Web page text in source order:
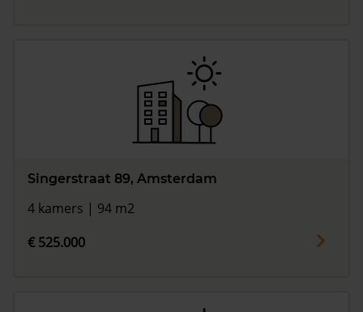
Singerstraat 89, Amsterdam
4 kamers | 94 m2
€ 525.000